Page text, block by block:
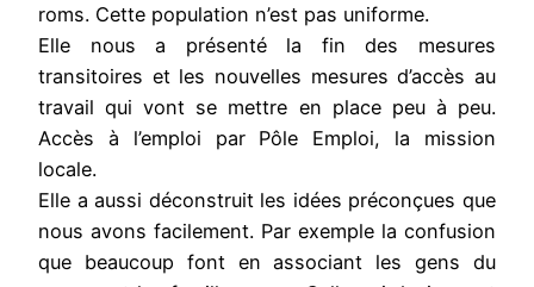
roms. Cette population n’est pas uniforme.
Elle nous a présenté la fin des mesures
transitoires et les nouvelles mesures d’accès au
travail qui vont se mettre en place peu à peu.
Accès à l’emploi par Pôle Emploi, la mission
locale.
Elle a aussi déconstruit les idées préconçues que
nous avons facilement. Par exemple la confusion
que beaucoup font en associant les gens du